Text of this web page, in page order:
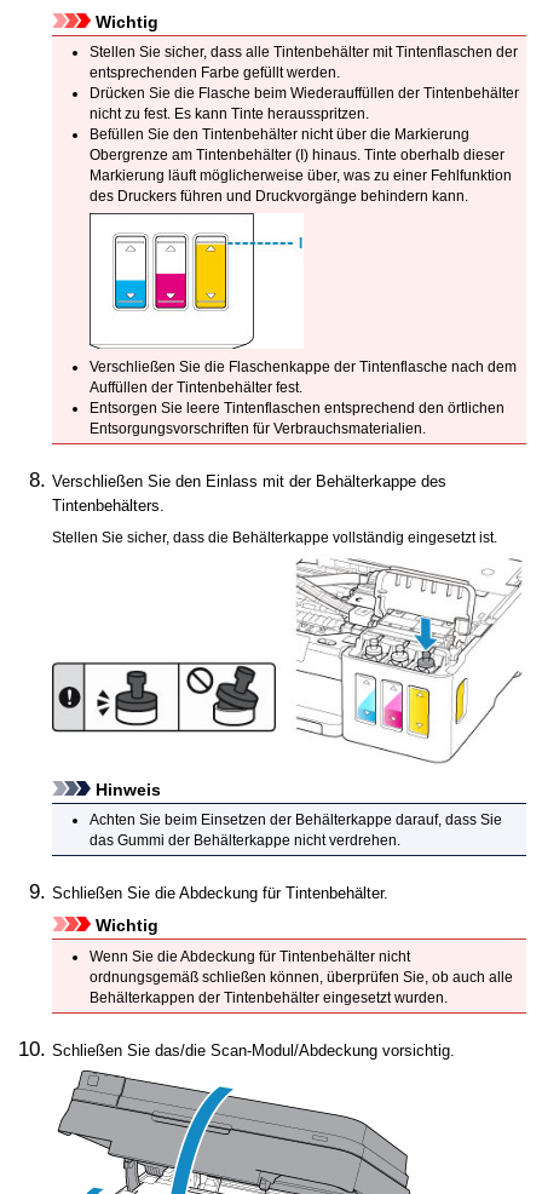
Wichtig
Stellen Sie sicher, dass alle Tintenbehälter mit Tintenflaschen der
entsprechenden Farbe gefüllt werden.
Drücken Sie die Flasche beim Wiederauffüllen der Tintenbehälter
nicht zu fest. Es kann Tinte herausspritzen.
Befüllen Sie den Tintenbehälternicht über die Markierung
Obergrenze am Tintenbehälter(I) hinaus. Tinte oberhalb dieser
Markierung läuft möglicherweise über, was zu einer Fehlfunktion
des Druckersführen und Druckvorgänge behindern kann.
Verschließen Sie die Flaschenkappe der Tintenflasche nach dem
Auffüllen der Tintenbehälterfest.
Entsorgen Sie leere Tintenflaschen entsprechend den örtlichen
Entsorgungsvorschriften für Verbrauchsmaterialien.
Verschließen Sie den Einlass mit der Behälterkappe des
Tintenbehälters
Stellen Sie sicher, dass die Behälterkappe vollständig eingesetzt ist.
Hinweis
Achten Sie beim Einsetzen der Behälterkappe darauf, dass Sie
das Gummi der Behälterkappe nicht verdrehen.
Schließen Sie dieAbdeckung für Tintenbehälter.
Wichtig
Wenn Sie die Abdeckung für Tintenbehälternicht
ordnungsgemäß schließen können, überprüfen Sie, ob auch alle
Behälterkappen der Tintenbehältereingesetzt wurden.
Schließen Sie das/dieScan-Modul/Abdeckung vorsichtig.